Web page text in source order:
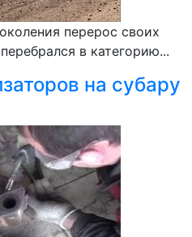
перерос своих
в категорию...
на субару